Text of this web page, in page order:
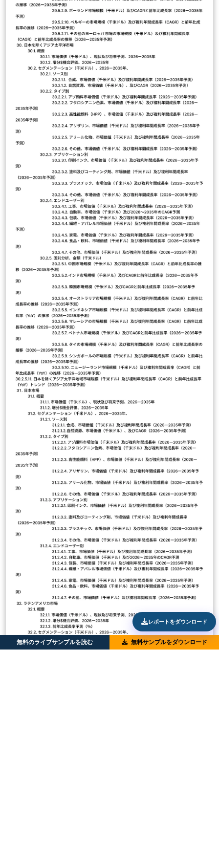
無料のライブサンプルを読む 無料サンプルをダウンロード
レポートをダウンロード